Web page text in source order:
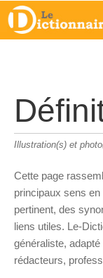
Illustration(s) et
Cette page
principaux sens
pertinent, des
liens utiles. Le-
généraliste,
rédacteurs,